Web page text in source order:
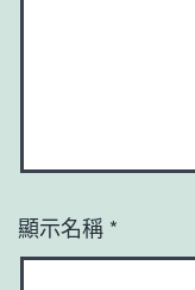
顯示名稱 *